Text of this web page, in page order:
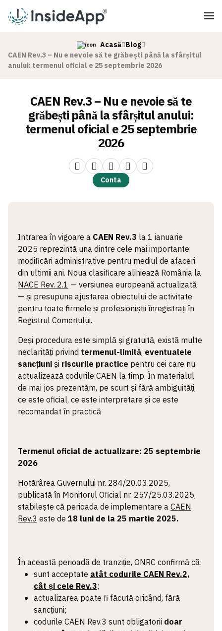
Acasă Blog
CAEN Rev.3 – Nu e nevoie să te grăbești până la sfârșitul
anului: termenul oficial e 25 septembrie 2026
CAEN Rev.3 – Nu e nevoie să te
grăbești până la sfârșitul anului:
termenul oficial e 25 septembrie
2026
Conta
Intrarea în vigoare a CAEN Rev.3 la 1 ianuarie
2025 reprezintă una dintre cele mai importante
modificări administrative pentru mediul de afaceri
din ultimii ani. Noua clasificare aliniează România la
NACE Rev. 2.1 — versiunea europeană actualizată
— și presupune ajustarea obiectului de activitate
pentru toate firmele și profesioniștii înregistrați în
Registrul Comerțului.
Deși procedura este simplă și gratuită, există multe
neclarități privind termenul-limită, eventualele
sancțiuniși riscurile practice pentru cei care nu
actualizează codurile CAEN la timp. În materialul
de mai jos prezentăm, pe scurt și fără ambiguități,
ce este oficial, ce este interpretare și ce este
recomandat în practică
Termenul oficial de actualizare: 25 septembrie
2026
Hotărârea Guvernului nr. 284/20.03.2025,
publicată în Monitorul Oficial nr. 257/25.03.2025,
stabilește că perioada de implementare aCAEN
Rev.3este de 18 luni de la 25 martie 2025.
În această perioadă de tranziție, ONRC confirmă că:
sunt acceptate atât codurile CAEN Rev.2,
cât și cele Rev.3;
actualizarea poate fi făcută oricând, fără
sancțiuni;
codurile CAEN Rev.3 sunt obligatorii doar